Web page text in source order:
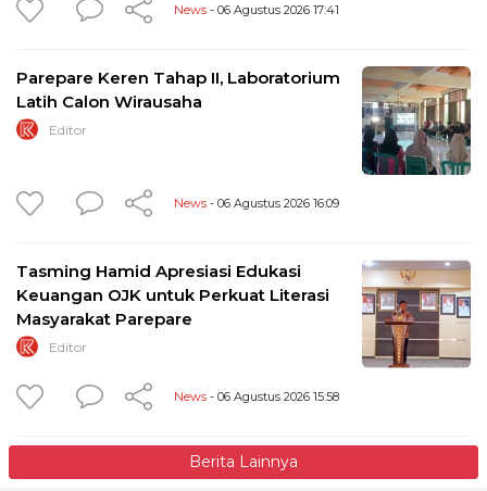
News - 06 Agustus 2026 17:41
Parepare Keren Tahap II, Laboratorium
Latih Calon Wirausaha
Editor
News - 06 Agustus 2026 16:09
Tasming Hamid Apresiasi Edukasi
Keuangan OJK untuk Perkuat Literasi
Masyarakat Parepare
Editor
News - 06 Agustus 2026 15:58
Berita Lainnya